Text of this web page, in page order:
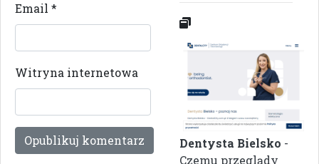
Email *
Witryna internetowa
Dentysta Bielsko -
Czemu przeglądy